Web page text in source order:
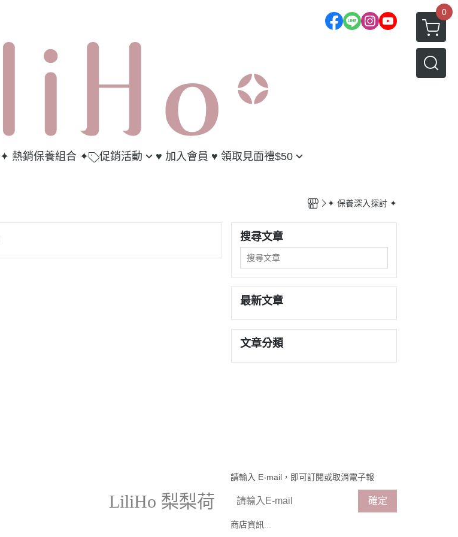
0
✦ 熱銷保養組合 ✦ 促銷活動
面膜 3盒優惠價
♥︎ 加入會員 ♥︎ 領取見面禮$50
會員制度
✦ 保養深入探討 ✦
搜尋文章
最新文章
文章分類
LiliHo 梨梨荷
請輸入 E-mail，即可訂閱或取消電子報
確定
商店資訊...